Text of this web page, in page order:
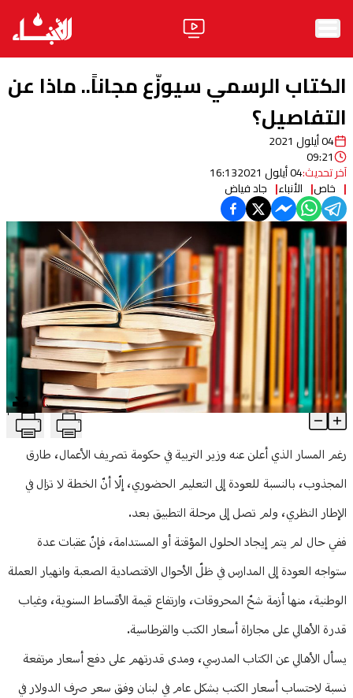
الأخبار
ثقافة ومجتمع
منوعات
آراء
فيديو
مواقف
وليد جنبلاطالحزب
ابحث
الكتاب الرسمي سيوزّع مجاناً.. ماذا عن
التفاصيل؟
04 أيلول 2021
09:21
آخر تحديث:04 أيلول 2021 16:13
خاص الأنباء جاد فياض
الكتاب الرسمي سيوزّع مجاناً.. ماذا عن التفاصيل؟ T
Article Content
رغم المسار الذي أعلن عنه وزير التربية في حكومة تصريف الأعمال، طارق
المجذوب، بالنسبة للعودة إلى التعليم الحضوري، إلّا أنّ الخطة لا تزال في
الإطار النظري، ولم تصل إلى مرحلة التطبيق بعد.
ففي حال لم يتم إيجاد الحلول المؤقتة أو المستدامة، فإنّ عقبات عدة
ستواجه العودة إلى المدارس في ظلّ الأحوال الاقتصادية الصعبة وانهيار العملة
الوطنية، منها أزمة شحّ المحروقات، وارتفاع قيمة الأقساط السنوية، وغياب
قدرة الأهالي على مجاراة أسعار الكتب والقرطاسية.
يسأل الأهالي عن الكتاب المدرسي، ومدى قدرتهم على دفع أسعار مرتفعة
نسبة لاحتساب أسعار الكتب بشكل عام في لبنان وفق سعر صرف الدولار في